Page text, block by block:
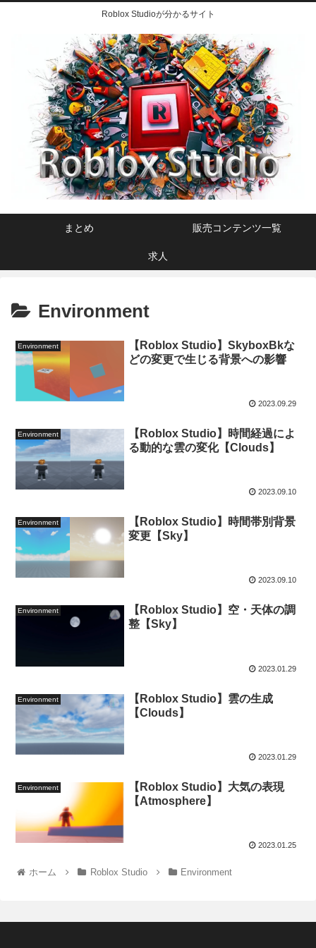
Roblox Studioが分かるサイト
まとめ 販売コンテンツ一覧
求人
Environment
Environment
【Roblox Studio】SkyboxBkな
どの変更で生じる背景への影響
2023.09.29
Environment
【Roblox Studio】時間経過によ
る動的な雲の変化【Clouds】
2023.09.10
Environment
【Roblox Studio】時間帯別背景
変更【Sky】
2023.09.10
Environment
【Roblox Studio】空・天体の調
整【Sky】
2023.01.29
Environment
【Roblox Studio】雲の生成
【Clouds】
2023.01.29
Environment
【Roblox Studio】大気の表現
【Atmosphere】
2023.01.25
ホーム Roblox Studio Environment